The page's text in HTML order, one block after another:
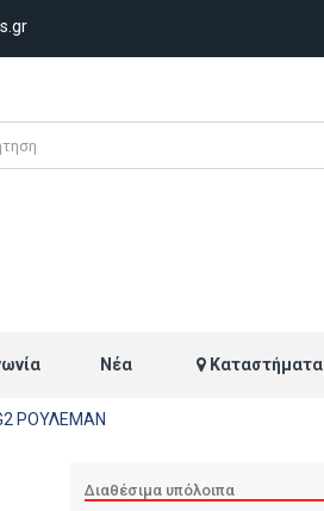
Νέα Καταστήματα
ΡΟΥΛΕΜΑΝ
Διαθέσιμα υπόλοιπα